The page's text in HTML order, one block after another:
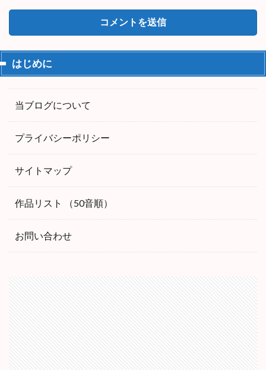
はじめに
当ブログについて
プライバシーポリシー
サイトマップ
作品リスト （50音順）
お問い合わせ